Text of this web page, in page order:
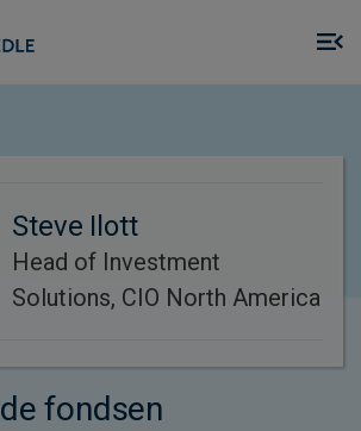
Steve Ilott
Head of Investment
Solutions, CIO North America
fondsen